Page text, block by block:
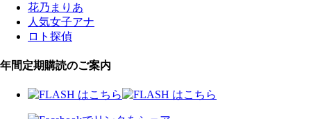
花乃まりあ
人気女子アナ
ロト探偵
年間定期購読のご案内